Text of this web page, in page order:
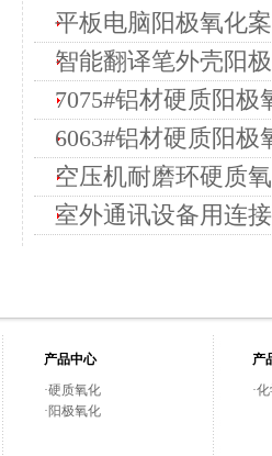
平板电脑阳极氧化
智能翻译笔外壳阳
7075#铝材硬质阳极
6063#铝材硬质阳极
空压机耐磨环硬质
室外通讯设备用连
产品中心
·硬质氧化
·阳极氧化
产
·